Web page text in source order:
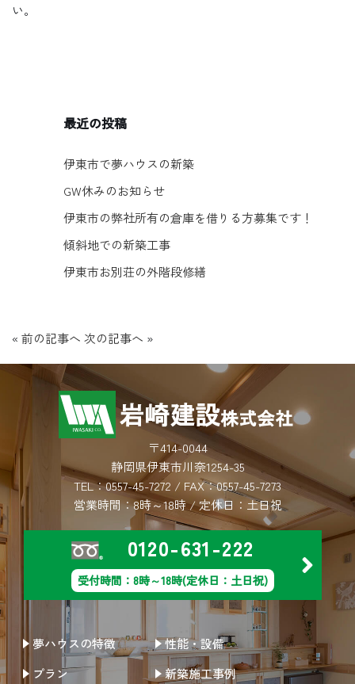
い。
最近の投稿
伊東市で夢ハウスの新築
GW休みのお知らせ
伊東市の弊社所有の倉庫を借りる方募集です！
傾斜地での新築工事
伊東市お別荘の外階段修繕
« 前の記事へ 次の記事へ »
〒414-0044
静岡県伊東市川奈1254-35
TEL：0557-45-7272 / FAX：0557-45-7273
営業時間：8時～18時 / 定休日：土日祝
0120-631-222
受付時間：8時～18時(定休日：土日祝)
夢ハウスの特徴
性能・設備
プラン
新築施工事例